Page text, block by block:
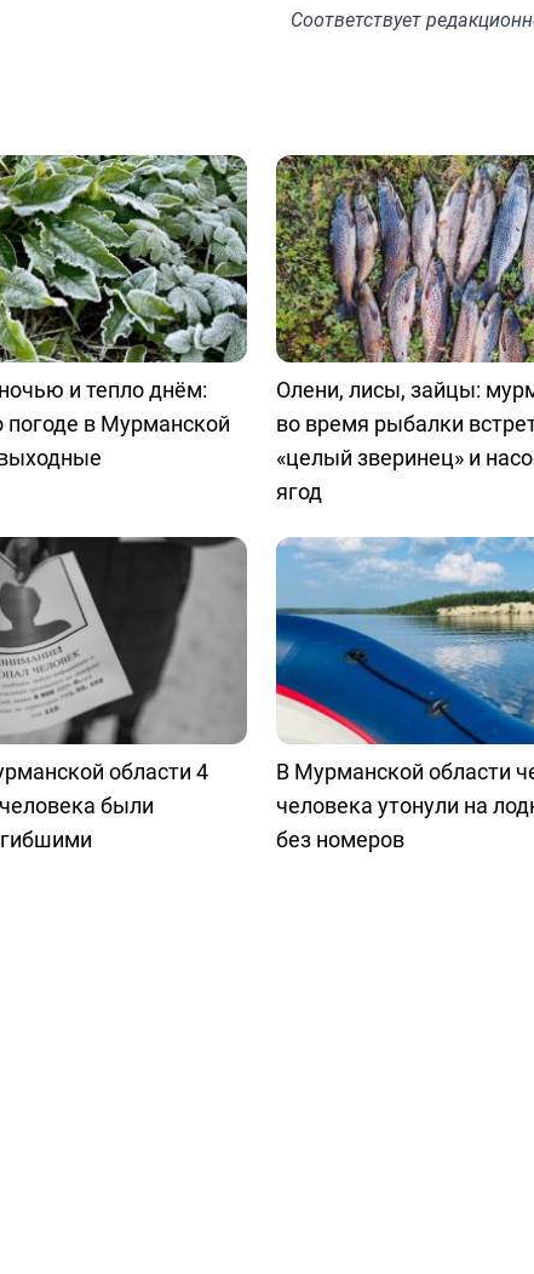
Соответствует
и тепло днём:
погоде в Мурманской
Олени, лисы, зайцы:
во время рыбалки
«целый зверинец» и
ягод
области 4
были
В Мурманской области
человека утонули на
без номеров